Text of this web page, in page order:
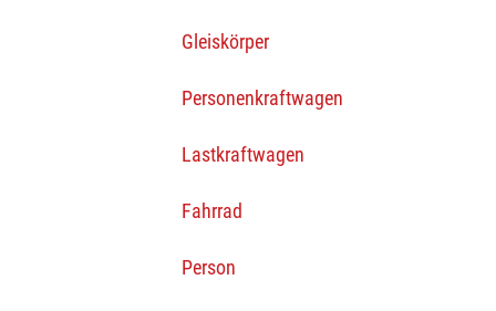
Gleiskörper
Personenkraftwagen
Lastkraftwagen
Fahrrad
Person